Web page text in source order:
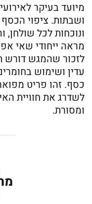
מיועד בעיקר
ושבתות. ציפוי
ונוכחות לכל שולחן,
מראה ייחודי שאי
לזכור שהמגש דורש
עדין ושימוש
כסף. זהו פריט
לשדרג את חוויית
ומסורת.